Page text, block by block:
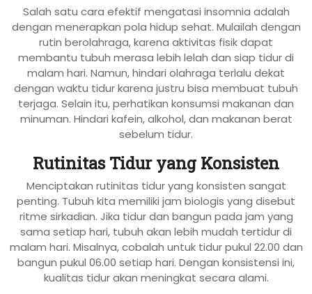
Salah satu cara efektif mengatasi insomnia adalah
dengan menerapkan pola hidup sehat. Mulailah dengan
rutin berolahraga, karena aktivitas fisik dapat
membantu tubuh merasa lebih lelah dan siap tidur di
malam hari. Namun, hindari olahraga terlalu dekat
dengan waktu tidur karena justru bisa membuat tubuh
terjaga. Selain itu, perhatikan konsumsi makanan dan
minuman. Hindari kafein, alkohol, dan makanan berat
sebelum tidur.
Rutinitas Tidur yang Konsisten
Menciptakan rutinitas tidur yang konsisten sangat
penting. Tubuh kita memiliki jam biologis yang disebut
ritme sirkadian. Jika tidur dan bangun pada jam yang
sama setiap hari, tubuh akan lebih mudah tertidur di
malam hari. Misalnya, cobalah untuk tidur pukul 22.00 dan
bangun pukul 06.00 setiap hari. Dengan konsistensi ini,
kualitas tidur akan meningkat secara alami.